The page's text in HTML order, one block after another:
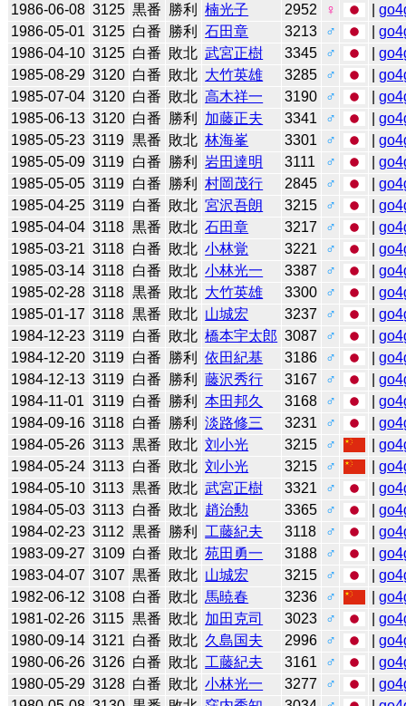
1986-06-08 3125 黒番 勝利 楠光子 2952 ♀ |
1986-05-01 3125 白番 勝利 石田章 3213 ♂ |
1986-04-10 3125 白番 敗北 武宮正樹 3345 ♂ |
1985-08-29 3120 白番 敗北 大竹英雄 3285 ♂ |
1985-07-04 3120 白番 敗北 高木祥一 3190 ♂ |
1985-06-13 3120 白番 勝利 加藤正夫 3341 ♂ |
1985-05-23 3119 黒番 敗北 林海峯 3301 ♂ |
1985-05-09 3119 白番 勝利 岩田達明 3111 ♂ |
1985-05-05 3119 白番 勝利 村岡茂行 2845 ♂ |
1985-04-25 3119 白番 敗北 宮沢吾朗 3215 ♂ |
1985-04-04 3118 黒番 敗北 石田章 3217 ♂ |
1985-03-21 3118 白番 敗北 小林覚 3221 ♂ |
1985-03-14 3118 白番 敗北 小林光一 3387 ♂ |
1985-02-28 3118 黒番 敗北 大竹英雄 3300 ♂ |
1985-01-17 3118 黒番 敗北 山城宏 3237 ♂ |
1984-12-23 3119 白番 敗北 橋本宇太郎 3087 ♂ |
1984-12-20 3119 白番 勝利 依田紀基 3186 ♂ |
1984-12-13 3119 白番 勝利 藤沢秀行 3167 ♂ |
1984-11-01 3119 白番 勝利 本田邦久 3168 ♂ |
1984-09-16 3118 白番 勝利 淡路修三 3231 ♂ |
1984-05-26 3113 黒番 敗北 刘小光 3215 ♂ |
1984-05-24 3113 白番 敗北 刘小光 3215 ♂ |
1984-05-10 3113 黒番 敗北 武宮正樹 3321 ♂ |
1984-05-03 3113 白番 敗北 趙治勲 3365 ♂ |
1984-02-23 3112 黒番 勝利 工藤紀夫 3118 ♂ |
1983-09-27 3109 白番 敗北 苑田勇一 3188 ♂ |
1983-04-07 3107 黒番 敗北 山城宏 3215 ♂ |
1982-06-12 3108 白番 敗北 馬暁春 3236 ♂ |
1981-02-26 3115 黒番 敗北 加田克司 3023 ♂ |
1980-09-14 3121 白番 敗北 久島国夫 2996 ♂ |
1980-06-26 3126 白番 敗北 工藤紀夫 3161 ♂ |
1980-05-29 3128 白番 敗北 小林光一 3277 ♂ |